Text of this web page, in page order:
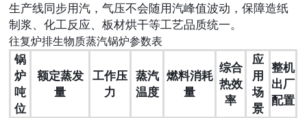
生产线同步用汽，气压不会随用汽峰值波动，保障造纸
制浆、化工反应、板材烘干等工艺品质统一。
往复炉排生物质蒸汽锅炉参数表
锅
炉
吨
位
额定蒸发
量
工作压
力
蒸汽
温度
燃料消耗
量
综合
热效
率
应
用
场
景
整机
出厂
配置